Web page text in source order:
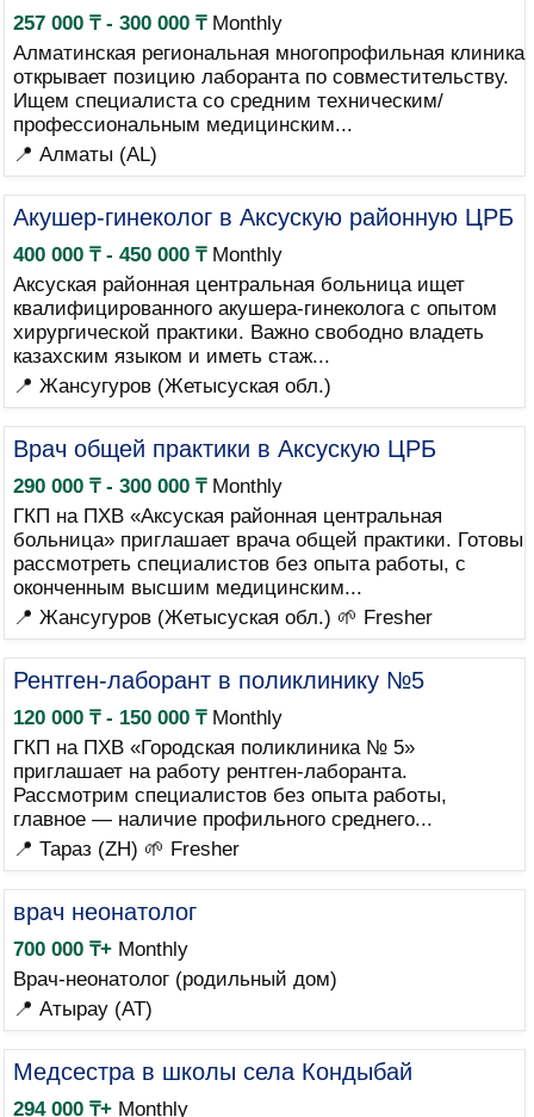
257 000 ₸ - 300 000 ₸Monthly
Алматинская региональная многопрофильная клиника
открывает позицию лаборанта по совместительству.
Ищем специалиста со средним техническим/
профессиональным медицинским...
📍 Алматы (AL)
Акушер-гинеколог в Аксускую районную ЦРБ
400 000 ₸ - 450 000 ₸Monthly
Аксуская районная центральная больница ищет
квалифицированного акушера-гинеколога с опытом
хирургической практики. Важно свободно владеть
казахским языком и иметь стаж...
📍 Жансугуров (Жетысуская обл.)
Врач общей практики в Аксускую ЦРБ
290 000 ₸ - 300 000 ₸Monthly
ГКП на ПХВ «Аксуская районная центральная
больница» приглашает врача общей практики. Готовы
рассмотреть специалистов без опыта работы, с
оконченным высшим медицинским...
📍 Жансугуров (Жетысуская обл.) 🌱 Fresher
Рентген-лаборант в поликлинику №5
120 000 ₸ - 150 000 ₸Monthly
ГКП на ПХВ «Городская поликлиника № 5»
приглашает на работу рентген-лаборанта.
Рассмотрим специалистов без опыта работы,
главное — наличие профильного среднего...
📍 Тараз (ZH) 🌱 Fresher
врач неонатолог
700 000 ₸+Monthly
Врач-неонатолог (родильный дом)
📍 Атырау (AT)
Медсестра в школы села Кондыбай
294 000 ₸+Monthly